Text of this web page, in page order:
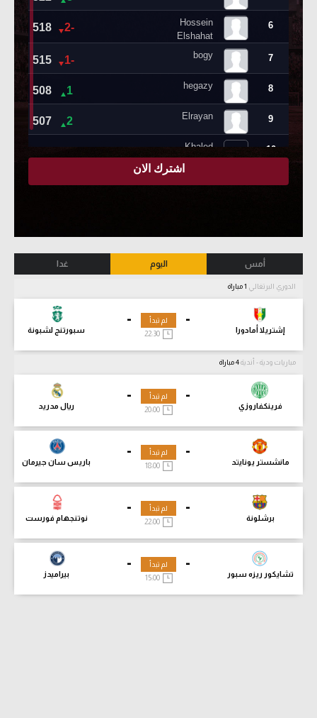
أمس اليوم غدا
الدوري البرتغالي
-
إشتريلا أمادورا
-
سبورتنج لشبونة
لم تبدأ
مباريات ودية - أندية
-
فرينكفاروزي
-
ريال مدريد
لم تبدأ
-
مانشستر يونايتد
-
باريس سان جيرمان
لم تبدأ
18:00
-
برشلونة
-
نوتنجهام فورست
لم تبدأ
-
تشايكور ريزه سبور
-
بيراميدز
لم تبدأ
15:00